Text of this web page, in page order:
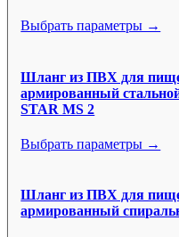
Выбрать параметры →
Шланг из ПВХ для
армированный
STAR MS 2
Выбрать параметры →
Шланг из ПВХ для
армированный